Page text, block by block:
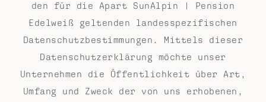
den für die Apart SunAlpin | Pension
Edelweiß geltenden landesspezifischen
Datenschutzbestimmungen. Mittels dieser
Datenschutzerklärung möchte unser
Unternehmen die Öffentlichkeit über Art,
Umfang und Zweck der von uns erhobenen,